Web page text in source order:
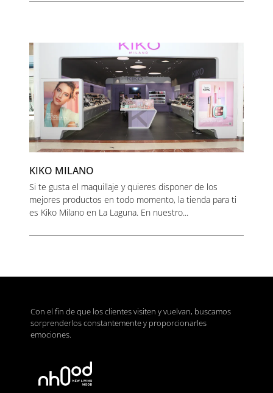
KIKO MILANO
Si te gusta el maquillaje y quieres disponer de los
mejores productos en todo momento, la tienda para ti
es Kiko Milano en La Laguna. En nuestro...
Con el fin de que los clientes visiten y vuelvan, buscamos
sorprenderlos constantemente y proporcionarles
emociones.